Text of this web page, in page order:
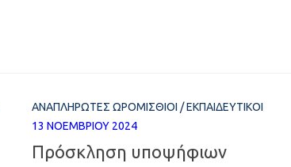
ΑΝΑΠΛΗΡΩΤΈΣ ΩΡΟΜΊΣΘΙΟΙ /ΕΚΠΑΙΔΕΥΤΙΚΟΊ
13 ΝΟΕΜΒΡΊΟΥ 2024
Πρόσκληση υποψήφιων